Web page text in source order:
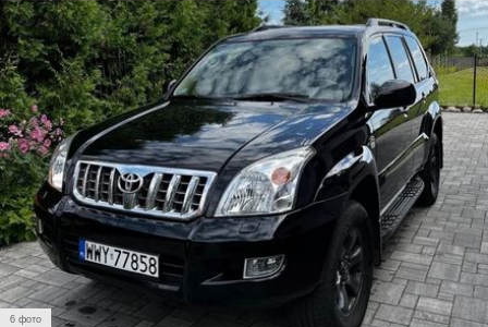
6 фото